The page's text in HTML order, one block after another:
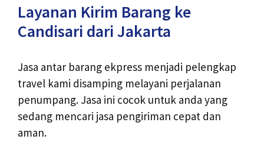
Layanan Kirim Barang ke
Candisari dari Jakarta
Jasa antar barang ekpress menjadi pelengkap
travel kami disamping melayani perjalanan
penumpang. Jasa ini cocok untuk anda yang
sedang mencari jasa pengiriman cepat dan
aman.